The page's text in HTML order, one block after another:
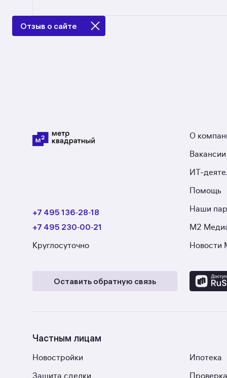
в Москве: в разделе размещено 2 ЖК со
не так.
Отзыв о сайте
+7 495 136‑28‑18
+7 495 230‑00‑21
Круглосуточно
О
Вакансии
ИТ-
Помощь
Наши
М2
Новости
Оставить обратную связь
Частным лицам
Новостройки
Ипотека
Защита сделки